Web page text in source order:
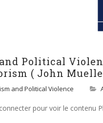
Political
( John
and Political Violence
pour voir le contenu